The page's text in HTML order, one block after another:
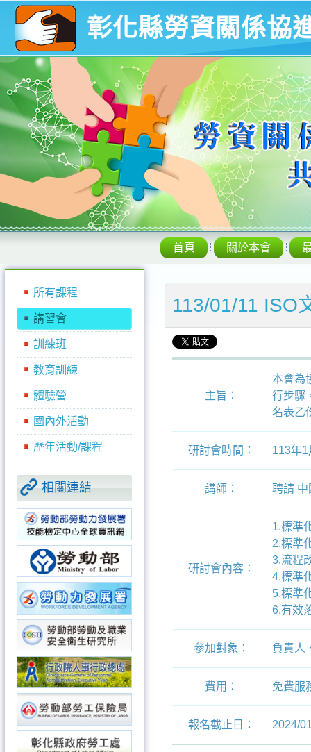
彰化縣勞資關係協
首頁 關於本會
所有課程
講習會
訓練班
教育訓練
體驗營
國內外活動
歷年活動/課程
相關連結
113/01/11 ISO
主旨：
本會為
行步驟
名表乙
研討會時間： 113年
講師： 聘請 中
研討會內容：
1.標準
2.標準
3.流程
4.標準
5.標準
6.有效
參加對象： 負責人
費用： 免費服
報名截止日： 2024/